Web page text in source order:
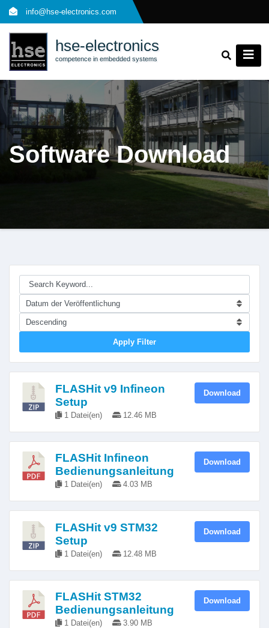
Skip
to
content
info@hse-electronics.com
hse-electronics
competence in embedded systems
Software Download
Apply Filter
FLASHit v9 Infineon
Setup
1 Datei(en) 12.46 MB
Download
FLASHit Infineon
Bedienungsanleitung
1 Datei(en) 4.03 MB
Download
FLASHit v9 STM32
Setup
1 Datei(en) 12.48 MB
Download
FLASHit STM32
Bedienungsanleitung
1 Datei(en) 3.90 MB
Download